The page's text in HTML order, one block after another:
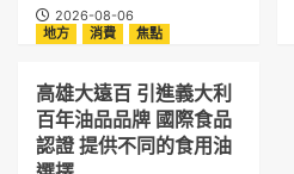
2026-08-06
地方
消費 焦點
高雄大遠百 引進義大利
百年油品品牌 國際食品
認證 提供不同的食用油